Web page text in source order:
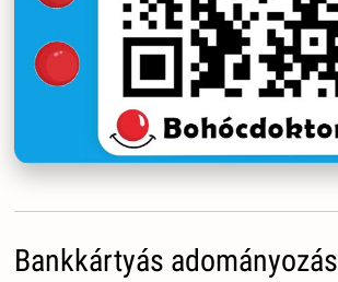
Bankkártyás adományozás